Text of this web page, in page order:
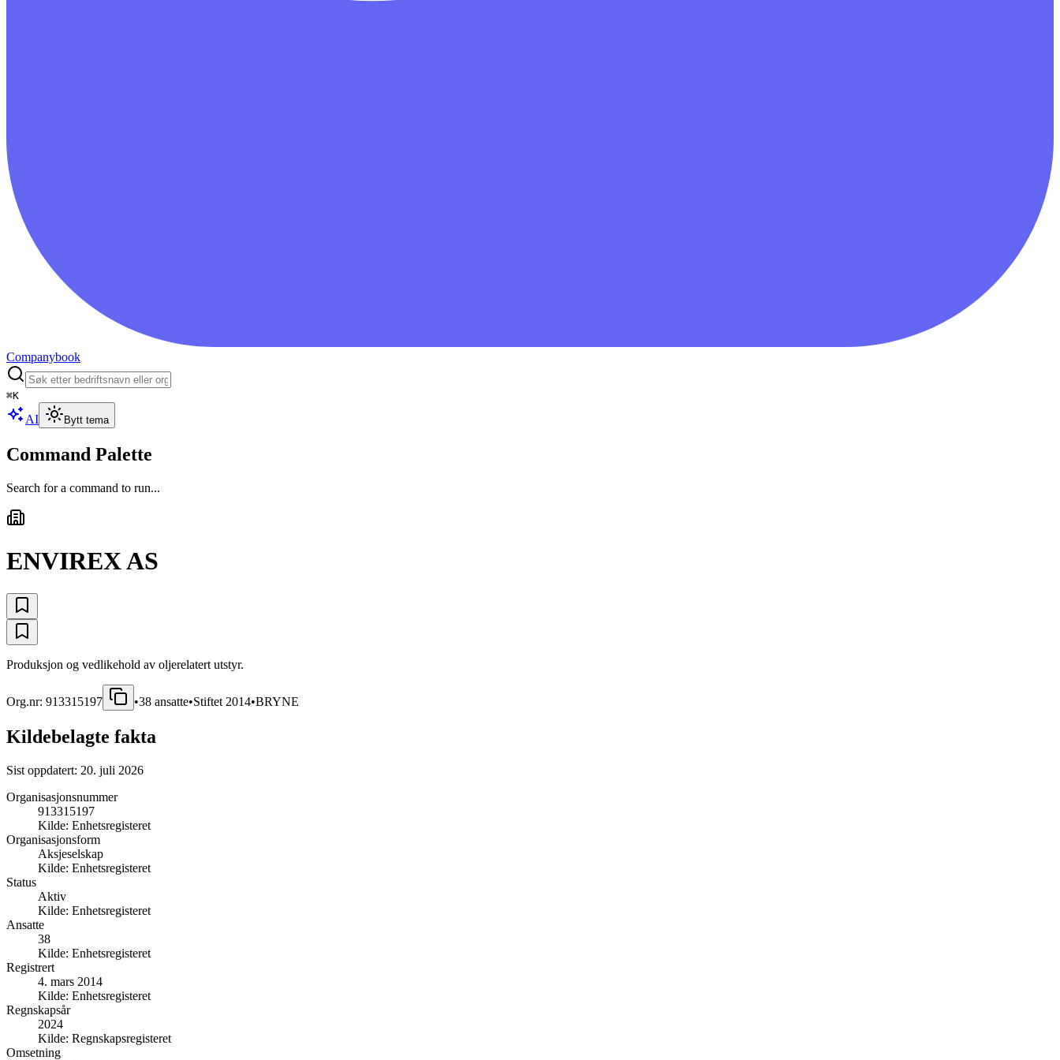
Companybook
⌘K
AI Bytt tema
Command Palette
Search for a command to run...
ENVIREX AS
Produksjon og vedlikehold av oljerelatert utstyr.
Org.nr: 913315197 •38 ansatte•Stiftet 2014•BRYNE
Kildebelagte fakta
Sist oppdatert: 20. juli 2026
Organisasjonsnummer
913315197
Kilde: Enhetsregisteret
Organisasjonsform
Aksjeselskap
Kilde: Enhetsregisteret
Status
Aktiv
Kilde: Enhetsregisteret
Ansatte
38
Kilde: Enhetsregisteret
Registrert
4. mars 2014
Kilde: Enhetsregisteret
Regnskapsår
2024
Kilde: Regnskapsregisteret
Omsetning